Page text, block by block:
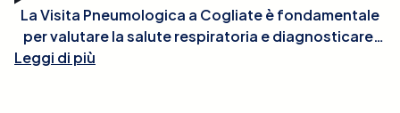
La Visita Pneumologica a Cogliate è fondamentale
per valutare la salute respiratoria e diagnosticare,
monitorare e trattare disturbi polmonari e delle vie
Leggi di più